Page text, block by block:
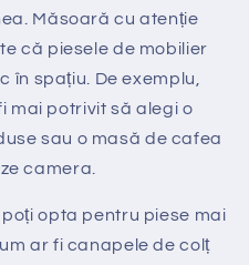
Măsoară cu atenție
că piesele de mobilier
în spațiu. De exemplu,
mai potrivit să alegi o
sau o masă de cafea
camera.
opta pentru piese mai
ar fi canapele de colț